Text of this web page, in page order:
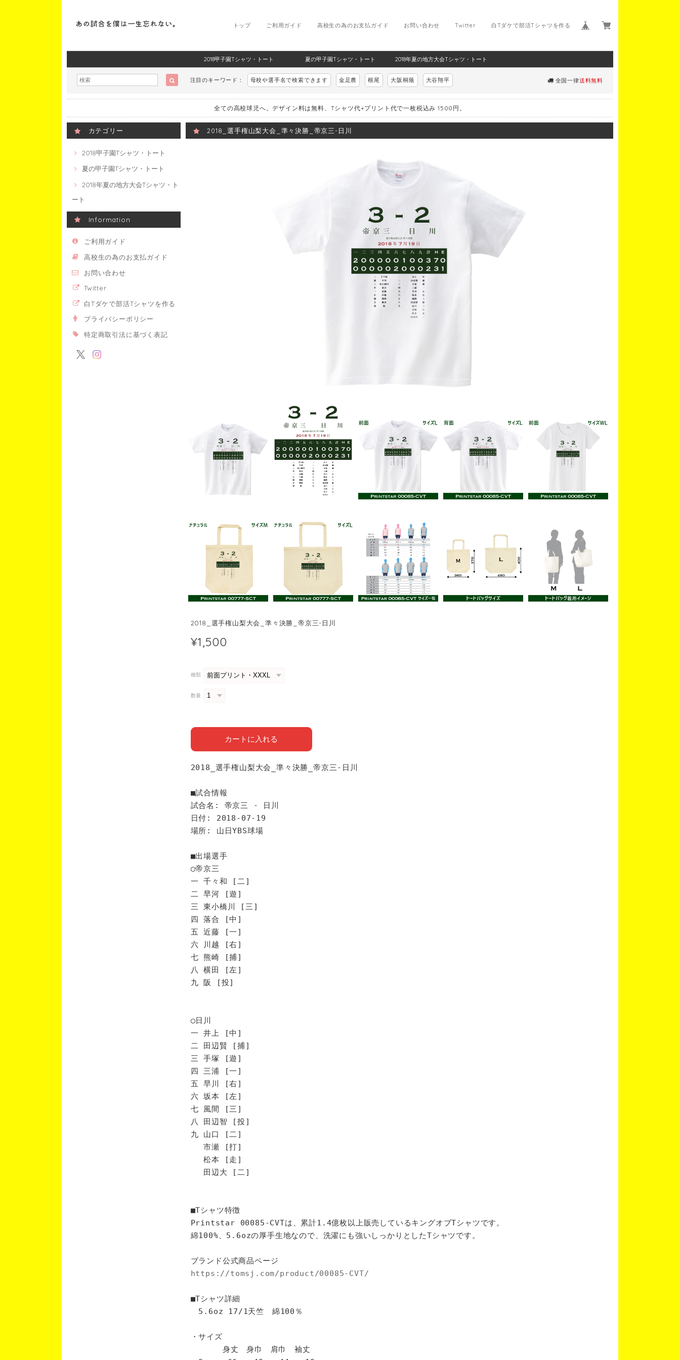
白Tダケで部活Tシャツを作る
Twitter
お問い合わせ
高校生の為のお支払ガイド
ご利用ガイド
トップ
2018甲子園Tシャツ・トート 夏の甲子園Tシャツ・トート 2018年夏の地方大会Tシャツ・トート
注目のキーワード： 母校や選手名で検索できます 金足農 根尾 大阪桐蔭 大谷翔平 全国一律送料無料
全ての高校球児へ。デザイン料は無料、Tシャツ代+プリント代で一枚税込み 1500円。
カテゴリー
2018甲子園Tシャツ・トート
夏の甲子園Tシャツ・トート
2018年夏の地方大会Tシャツ・ト
ート
Information
ご利用ガイド
高校生の為のお支払ガイド
お問い合わせ
Twitter
白Tダケで部活Tシャツを作る
プライバシーポリシー
特定商取引法に基づく表記
2018_選手権山梨大会_準々決勝_帝京三-日川
2018_選手権山梨大会_準々決勝_帝京三-日川
¥1,500
種類
数量
カートに入れる
2018_選手権山梨大会_準々決勝_帝京三-日川
■試合情報
試合名: 帝京三 - 日川
日付: 2018-07-19
場所: 山日YBS球場
■出場選手
◯帝京三
一 千々和 [二]
二 早河 [遊]
三 東小橋川 [三]
四 落合 [中]
五 近藤 [一]
六 川越 [右]
七 熊崎 [捕]
八 横田 [左]
九 阪 [投]
◯日川
一 井上 [中]
二 田辺賢 [捕]
三 手塚 [遊]
四 三浦 [一]
五 早川 [右]
六 坂本 [左]
七 風間 [三]
八 田辺智 [投]
九 山口 [二]
市瀬 [打]
松本 [走]
田辺大 [二]
■Tシャツ特徴
Printstar 00085-CVTは、累計1.4億枚以上販売しているキングオブTシャツです。
綿100%、5.6ozの厚手生地なので、洗濯にも強いしっかりとしたTシャツです。
ブランド公式商品ページ
https://tomsj.com/product/00085-CVT/
■Tシャツ詳細
5.6oz 17/1天竺 綿100％
・サイズ
身丈 身巾 肩巾 袖丈